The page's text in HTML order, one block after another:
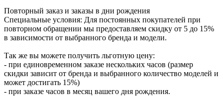
Повторный заказ и заказы в дни рождения
Специальные условия: Для постоянных покупателей при
повторном обращении мы предоставляем скидку от 5 до 15%
в зависимости от выбранного бренда и модели.
Так же вы можете получить льготную цену:
- при единовременном заказе нескольких часов (размер
скидки зависит от бренда и выбранного количество моделей и
может достигать 15%)
- при заказе часов в месяц вашего дня рождения.